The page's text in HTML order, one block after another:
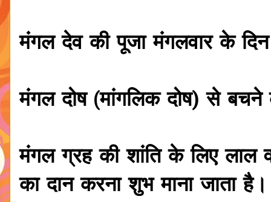
मंगल देव की पूजा मंगलवार के
मंगल दोष (मांगलिक दोष) से
मंगल ग्रह की शांति के लिए लाल
का दान करना शुभ माना जाता है।